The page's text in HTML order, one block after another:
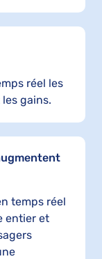
réel les
gains.
temps réel
entier et